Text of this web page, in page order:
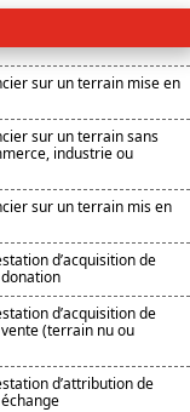
sur un terrain mise en
sur un terrain sans
industrie ou
sur un terrain mis en
d’acquisition de
d’acquisition de
(terrain nu ou
d’attribution de